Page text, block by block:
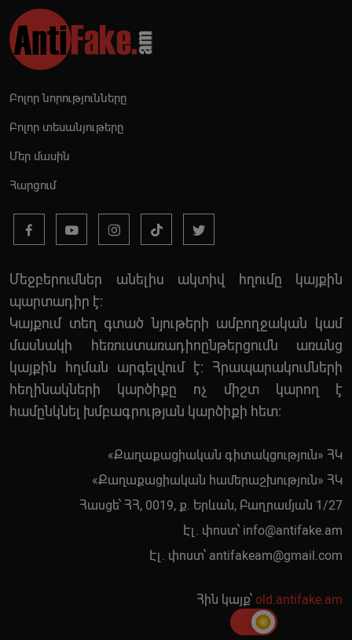
Բոլոր նորությունները
Բոլոր տեսանյութերը
Մեր մասին
Հարցում
Մեջբերումներ անելիս ակտիվ հղումը կայքին
պարտադիր է:
Կայքում տեղ գտած նյութերի ամբողջական կամ
մասնակի հեռուստառադիոընթերցումն առանց
կայքին հղման արգելվում է: Հրապարակումների
հեղինակների կարծիքը ոչ միշտ կարող է
համընկնել խմբագրության կարծիքի հետ:
«Քաղաքացիական գիտակցություն» ՀԿ
«Քաղաքացիական համերաշխություն» ՀԿ
Հասցե՝ ՀՀ, 0019, ք. Երևան, Բաղրամյան 1/27
Էլ. փոստ՝ info@antifake.am
Էլ. փոստ՝ antifakeam@gmail.com
Հին կայք՝ old.antifake.am